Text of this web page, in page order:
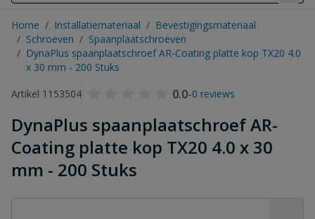
Home / Installatiemateriaal / Bevestigingsmateriaal
/ Schroeven / Spaanplaatschroeven
/ DynaPlus spaanplaatschroef AR-Coating platte kop TX20 4.0
x 30 mm - 200 Stuks
Artikel 1153504
0.0-0 reviews
DynaPlus spaanplaatschroef AR-
Coating platte kop TX20 4.0 x 30
mm - 200 Stuks